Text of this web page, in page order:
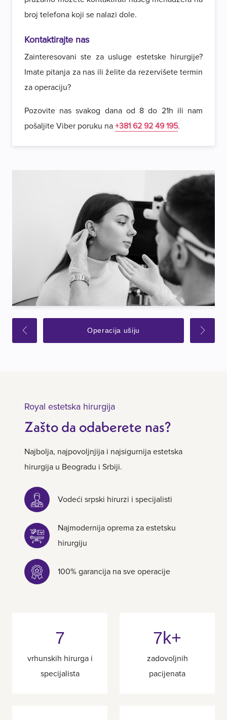
broj telefona koji se nalazi dole.
Kontaktirajte nas
Zainteresovani ste za usluge estetske hirurgije?
Imate pitanja za nas ili želite da rezervišete termin
za operaciju?
Pozovite nas svakog dana od 8 do 21h ili nam
pošaljite Viber poruku na +381 62 92 49 195.
Operacija ušiju
Royal estetska hirurgija
Zašto da odaberete nas?
Najbolja, najpovoljnjija i najsigurnija estetska
hirurgija u Beogradu i Srbiji.
Vodeći srpski hirurzi i specijalisti
Najmodernija oprema za estetsku
hirurgiju
100% garancija na sve operacije
7
vrhunskih hirurga i
specijalista
7k+
zadovoljnih
pacijenata